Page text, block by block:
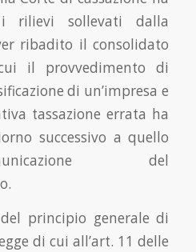
rilievi sollevati dalla
ribadito il consolidato
il provvedimento di
di un’impresa e
tassazione errata ha
successivo a quello
del
principio generale di
di cui all’art. 11 delle